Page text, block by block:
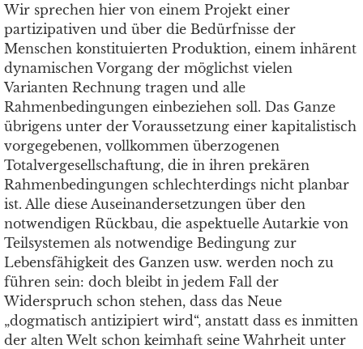
Wir sprechen hier von einem Projekt einer
partizipativen und über die Bedürfnisse der
Menschen konstituierten Produktion, einem inhärent
dynamischen Vorgang der möglichst vielen
Varianten Rechnung tragen und alle
Rahmenbedingungen einbeziehen soll. Das Ganze
übrigens unter der Voraussetzung einer kapitalistisch
vorgegebenen, vollkommen überzogenen
Totalvergesellschaftung, die in ihren prekären
Rahmenbedingungen schlechterdings nicht planbar
ist. Alle diese Auseinandersetzungen über den
notwendigen Rückbau, die aspektuelle Autarkie von
Teilsystemen als notwendige Bedingung zur
Lebensfähigkeit des Ganzen usw. werden noch zu
führen sein: doch bleibt in jedem Fall der
Widerspruch schon stehen, dass das Neue
„dogmatisch antizipiert wird“, anstatt dass es inmitten
der alten Welt schon keimhaft seine Wahrheit unter